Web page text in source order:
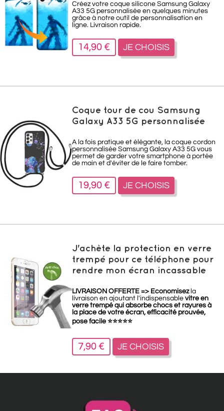
Créez votre coque silicone Samsung Galaxy
A33 5G personnalisée en quelques minutes
grâce à notre outil de personnalisation en
ligne. Livraison rapide.
14,90 € JE CHOISIS
Coque tour de cou Samsung
Galaxy A33 5G personnalisée
A la fois pratique et élégante, la coque cordon
personnalisée Samsung Galaxy A33 5G vous
permet de garder votre smartphone à portée
de main et d'éviter de le faire tomber.
19,90 € JE CHOISIS
J'achète la protection en verre
trempé pour ce téléphone pour
rendre mon écran incassable
LIVRAISON OFFERTE => Economisezla
livraison en ajoutant l'indispensable vitre en
verre trempé qui absorbe chocs et rayures à
la place de votre écran, efficacité prouvée,
pose facile ⭐⭐⭐⭐⭐
7,90 € JE CHOISIS